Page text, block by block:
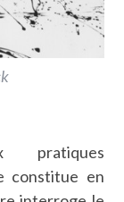
pratiques
constitue en